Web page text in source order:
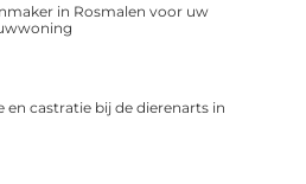
in Rosmalen voor uw
en castratie bij de dierenarts in